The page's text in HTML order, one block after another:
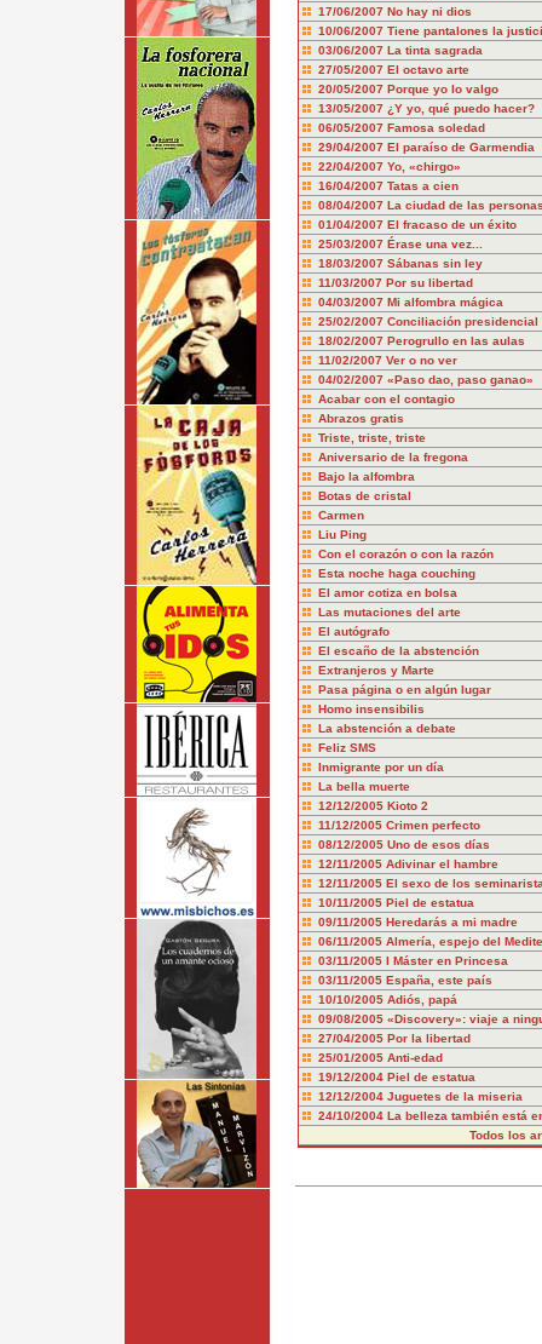
17/06/2007 No hay ni dios
10/06/2007 Tiene pantalones la
03/06/2007 La tinta sagrada
27/05/2007 El octavo arte
20/05/2007 Porque yo lo valgo
13/05/2007 ¿Y yo, qué puedo hacer?
06/05/2007 Famosa soledad
29/04/2007 El paraíso de Garmendia
22/04/2007 Yo, «chirgo»
16/04/2007 Tatas a cien
08/04/2007 La ciudad de las
01/04/2007 El fracaso de un éxito
25/03/2007 Érase una vez...
18/03/2007 Sábanas sin ley
11/03/2007 Por su libertad
04/03/2007 Mi alfombra mágica
25/02/2007 Conciliación presidencial
18/02/2007 Perogrullo en las aulas
11/02/2007 Ver o no ver
04/02/2007 «Paso dao, paso ganao»
Acabar con el contagio
Abrazos gratis
Triste, triste, triste
Aniversario de la fregona
Bajo la alfombra
Botas de cristal
Carmen
Liu Ping
Con el corazón o con la razón
Esta noche haga couching
El amor cotiza en bolsa
Las mutaciones del arte
El autógrafo
El escaño de la abstención
Extranjeros y Marte
Pasa página o en algún lugar
Homo insensibilis
La abstención a debate
Feliz SMS
Inmigrante por un día
La bella muerte
12/12/2005 Kioto 2
11/12/2005 Crimen perfecto
08/12/2005 Uno de esos días
12/11/2005 Adivinar el hambre
12/11/2005 El sexo de los
10/11/2005 Piel de estatua
09/11/2005 Heredarás a mi madre
06/11/2005 Almería, espejo del
03/11/2005 I Máster en Princesa
03/11/2005 España, este país
10/10/2005 Adiós, papá
09/08/2005 «Discovery»: viaje a
27/04/2005 Por la libertad
25/01/2005 Anti-edad
19/12/2004 Piel de estatua
12/12/2004 Juguetes de la miseria
24/10/2004 La belleza también está
Todos los